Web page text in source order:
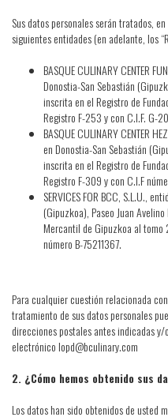
Sus datos personales serán tratados,
siguientes entidades (en adelante, los
BASQUE CULINARY CENTER
Donostia-San Sebastián
inscrita en el Registro de
Registro F-253 y con C.I.F. G-
BASQUE CULINARY CENTER
en Donostia-San Sebastián
inscrita en el Registro de
Registro F-309 y con C.I.F
SERVICES FOR BCC, S.L.U.,
(Gipuzkoa), Paseo Juan
Mercantil de Gipuzkoa al tomo
número B-75211367.
Para cualquier cuestión relacionada con
tratamiento de sus datos personales
direcciones postales antes indicadas
electrónico lopd@bculinary.com
2. ¿Cómo hemos obtenido sus
Los datos han sido obtenidos de usted